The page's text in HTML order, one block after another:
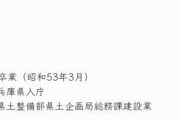
業（昭和53年3月）
県入庁
整備部県土企画局総務課建設業